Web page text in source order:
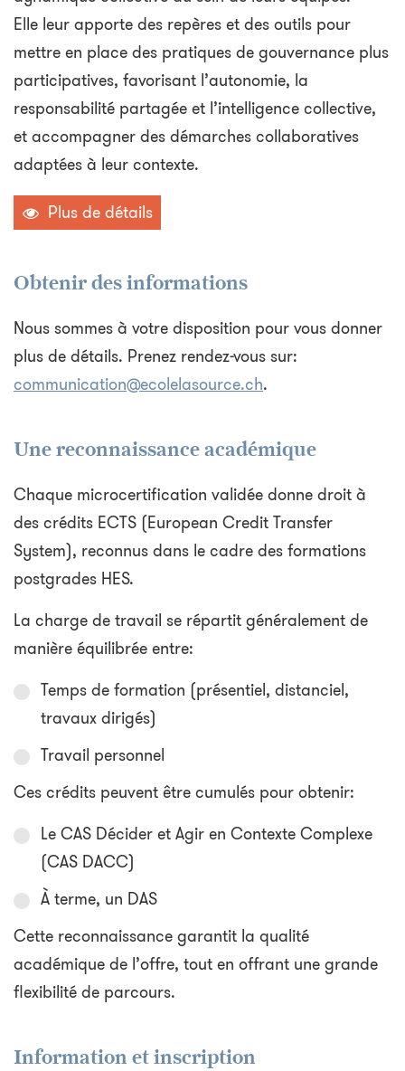
Elle leur apporte des repères et des outils pour
mettre en place des pratiques de gouvernance plus
participatives, favorisant l’autonomie, la
responsabilité partagée et l’intelligence collective,
et accompagner des démarches collaboratives
adaptées à leur contexte.
Plus de détails
Obtenir des informations
Nous sommes à votre disposition pour vous donner
plus de détails. Prenez rendez-vous sur:
communication@ecolelasource.ch.
Une reconnaissance académique
Chaque microcertification validée donne droit à
des crédits ECTS (European Credit Transfer
System), reconnus dans le cadre des formations
postgrades HES.
La charge de travail se répartit généralement de
manière équilibrée entre:
Temps de formation (présentiel, distanciel,
travaux dirigés)
Travail personnel
Ces crédits peuvent être cumulés pour obtenir:
Le CAS Décider et Agir en Contexte Complexe
(CAS DACC)
À terme, un DAS
Cette reconnaissance garantit la qualité
académique de l’offre, tout en offrant une grande
flexibilité de parcours.
Information et inscription